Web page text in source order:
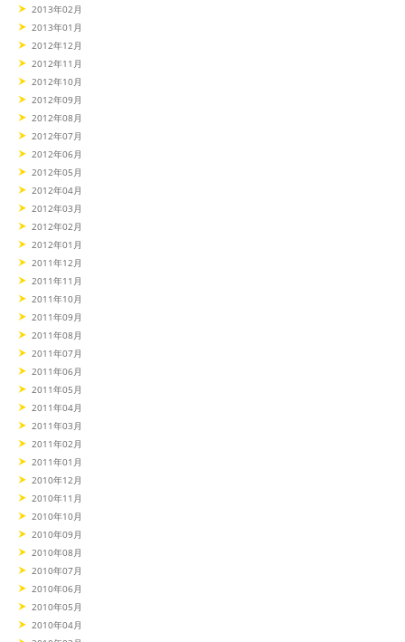
2013年02月
2013年01月
2012年12月
2012年11月
2012年10月
2012年09月
2012年08月
2012年07月
2012年06月
2012年05月
2012年04月
2012年03月
2012年02月
2012年01月
2011年12月
2011年11月
2011年10月
2011年09月
2011年08月
2011年07月
2011年06月
2011年05月
2011年04月
2011年03月
2011年02月
2011年01月
2010年12月
2010年11月
2010年10月
2010年09月
2010年08月
2010年07月
2010年06月
2010年05月
2010年04月